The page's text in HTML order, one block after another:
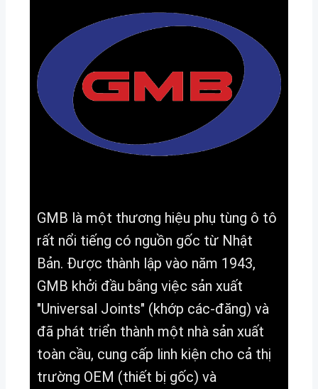
GMB là một thương hiệu phụ tùng ô tô
rất nổi tiếng có nguồn gốc từ Nhật
Bản. Được thành lập vào năm 1943,
GMB khởi đầu bằng việc sản xuất
"Universal Joints" (khớp các-đăng) và
đã phát triển thành một nhà sản xuất
toàn cầu, cung cấp linh kiện cho cả thị
trường OEM (thiết bị gốc) và